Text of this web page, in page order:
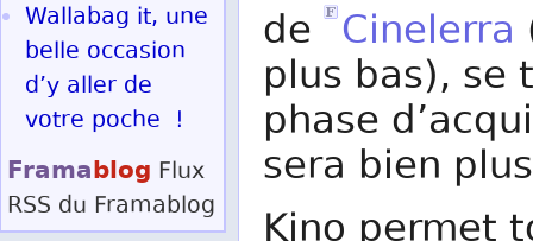
de Cinelerra
plus bas), se
phase
sera bien
Wallabag it, une
belle occasion
d’y aller de
votre poche !
Framablog Flux
RSS du Framablog